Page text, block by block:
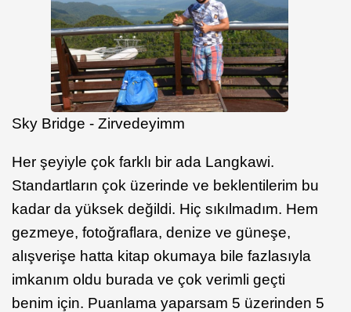
Sky Bridge - Zirvedeyimm
Her şeyiyle çok farklı bir ada Langkawi.
Standartların çok üzerinde ve beklentilerim bu
kadar da yüksek değildi. Hiç sıkılmadım. Hem
gezmeye, fotoğraflara, denize ve güneşe,
alışverişe hatta kitap okumaya bile fazlasıyla
imkanım oldu burada ve çok verimli geçti
benim için. Puanlama yaparsam 5 üzerinden 5